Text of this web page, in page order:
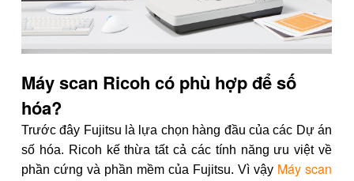
Máy scan Ricoh có phù hợp để số
hóa?
Trước đây Fujitsu là lựa chọn hàng đầu của các Dự án
số hóa. Ricoh kế thừa tất cả các tính năng ưu việt về
phần cứng và phần mềm của Fujitsu. Vì vậy Máy scan